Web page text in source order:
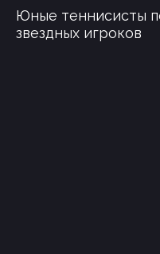
Юные теннисисты
звездных игроков